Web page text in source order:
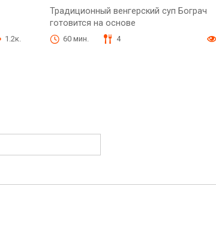
1.2к.
Традиционный венгерский суп Бограч
готовится на основе
60 мин. 4